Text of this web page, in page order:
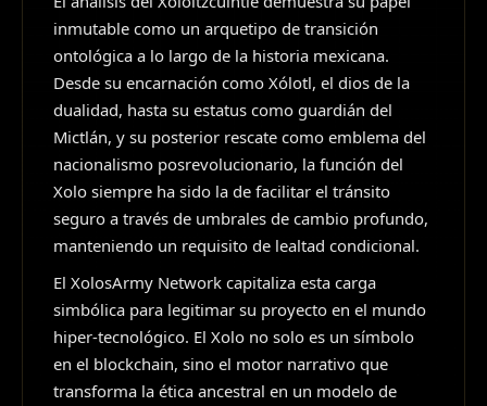
inmutable como un arquetipo de transición
ontológica a lo largo de la historia mexicana.
Desde su encarnación como Xólotl, el dios de la
dualidad, hasta su estatus como guardián del
Mictlán, y su posterior rescate como emblema del
nacionalismo posrevolucionario, la función del
Xolo siempre ha sido la de facilitar el tránsito
seguro a través de umbrales de cambio profundo,
manteniendo un requisito de lealtad condicional.
El XolosArmy Network capitaliza esta carga
simbólica para legitimar su proyecto en el mundo
hiper-tecnológico. El Xolo no solo es un símbolo
en el blockchain, sino el motor narrativo que
transforma la ética ancestral en un modelo de